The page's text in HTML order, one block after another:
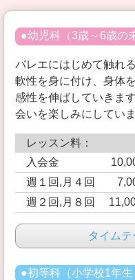
Contact
Instagram
●幼児科（3歳～6歳の
バレエにはじめて触れ
軟性を身に付け、身体
感性を伸ばしていきま
会いを楽しみにしていま
レッスン料：
入会金
週１回,月４回
週２回,月８回
タイム
●初等科（小学校1年生